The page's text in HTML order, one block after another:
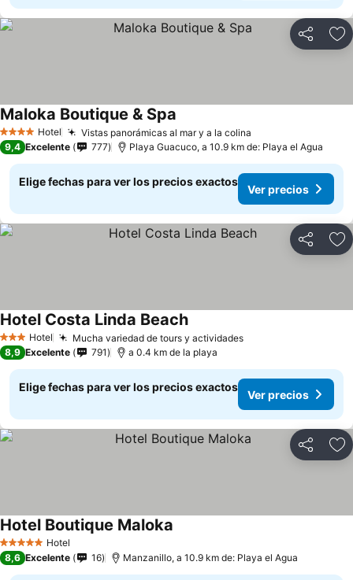
Compartir
4 EstrellasHotel Vistas panorámicas al mar y a la colina
Maloka Boutique & Spa
9,4 Excelente 777 Playa Guacuco, a 10.9 km de: Playa el Agua
Elige fechas para ver los precios exactos
Ver precios
Compartir
3 Estrellas
Hotel Mucha variedad de tours y actividades
Hotel Costa Linda Beach
8,9 Excelente 791 a 0.4 km de la playa
Elige fechas para ver los precios exactos
Ver precios
Compartir
5 Estrellas Hotel
Hotel Boutique Maloka
8,6 Excelente 16 Manzanillo, a 10.9 km de: Playa el Agua